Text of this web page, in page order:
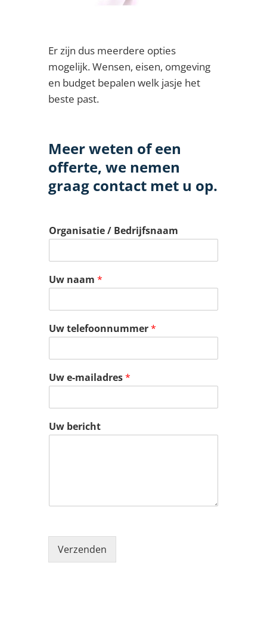
Er zijn dus meerdere opties
mogelijk. Wensen, eisen, omgeving
en budget bepalen welk jasje het
beste past.
Meer weten of een
offerte, we nemen
graag contact met u op.
Organisatie / Bedrijfsnaam
Uw naam *
Uw telefoonnummer*
Uw e-mailadres*
Uw bericht
Verzenden